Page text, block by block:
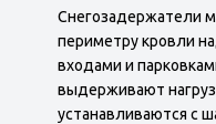
Снегозадержатели
периметру кровли
входами и
выдерживают
устанавливаются с